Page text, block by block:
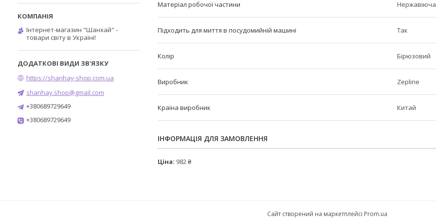
Матеріал робочої частини Нержавіюча
Підходить для миття в посудомийній машині Так
Колір Бірюзовий
Виробник Zepline
Країна виробник Китай
ІНФОРМАЦІЯ ДЛЯ ЗАМОВЛЕННЯ
Ціна: 982 ₴
Інтернет-магазин "Шанхай" -
товари світу в Україні!
https://shanhay-shop.com.ua
shanhay.shop@gmail.com
+380689729649
+380689729649
Сайт створений на маркетплейсі Prom.ua